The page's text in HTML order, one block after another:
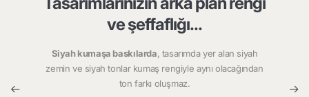
ve şeffaflığı...
Siyah kumaşa baskılarda, tasarımda yer alan siyah
zemin ve siyah tonlar kumaş rengiyle aynı olacağından
ton farkı oluşmaz.